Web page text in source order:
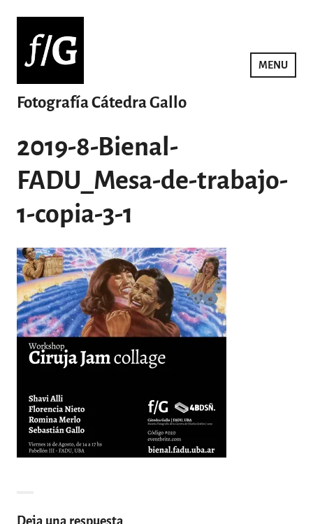
contenido
Fotografía Cátedra Gallo
MENU
2019-8-Bienal-
FADU_Mesa-de-trabajo-
1-copia-3-1
Deja una respuesta